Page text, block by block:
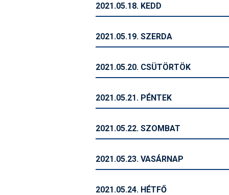
2021.05.18. KEDD
2021.05.19. SZERDA
2021.05.20. CSÜTÖRTÖK
2021.05.21. PÉNTEK
2021.05.22. SZOMBAT
2021.05.23. VASÁRNAP
2021.05.24. HÉTFŐ